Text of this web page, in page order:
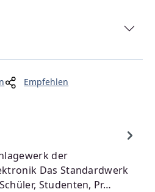
Empfehlen
der
Das Standardwerk
Studenten, Pr…